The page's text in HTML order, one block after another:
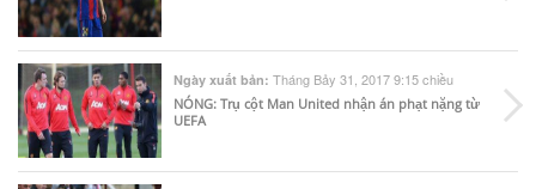
Ngày xuất bản: Tháng Bảy 31, 2017 9:15 chiều
NÓNG: Trụ cột Man United nhận án phạt nặng từ
UEFA